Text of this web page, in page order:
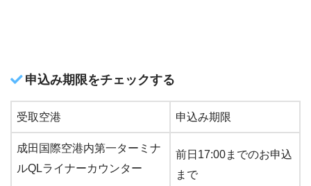
申込み期限をチェックする
受取空港 申込み期限
成田国際空港内第一ターミナ
ルQLライナーカウンター
前日17:00までのお申込
まで